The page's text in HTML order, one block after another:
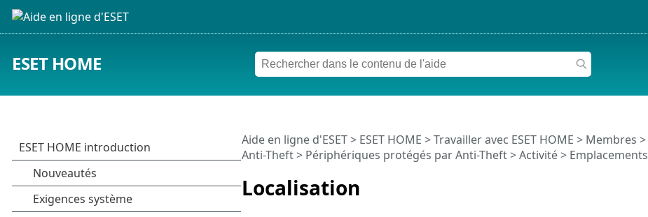
ESET HOME
Localisation
Aide en ligne d'ESET> ESET HOME >Travailler avec ESET HOME > Membres >
Anti-Theft> Périphériques protégés par Anti-Theft>Activité> Emplacements